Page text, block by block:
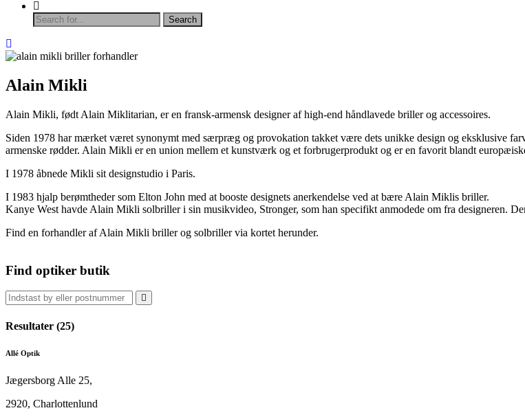
Alain Mikli
Alain Mikli, født Alain Miklitarian, er en fransk-armensk designer af high-end håndlavede briller og accessoires.
Siden 1978 har mærket været synonymt med særpræg og provokation takket være dets unikke design og eksklusive
armenske rødder. Alain Mikli er en union mellem et kunstværk og et forbrugerprodukt og er en favorit blandt
I 1978 åbnede Mikli sit designstudio i Paris.
I 1983 hjalp berømtheder som Elton John med at booste designets anerkendelse ved at bære Alain Miklis briller.
Kanye West havde Alain Mikli solbriller i sin musikvideo, Stronger, som han specifikt anmodede om fra designeren.
Find en forhandler af Alain Mikli briller og solbriller via kortet herunder.
Find optiker butik
Resultater (25)
Allé Optik
Jægersborg Alle 25,
2920, Charlottenlund